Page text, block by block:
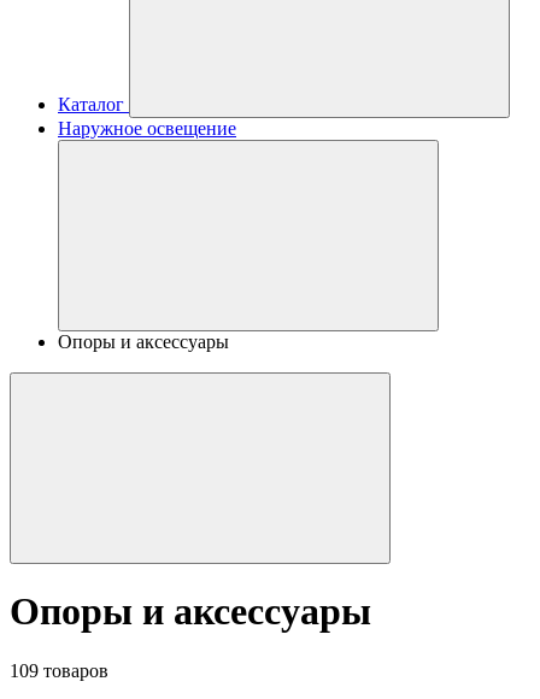
Каталог
Наружное освещение
Опоры и аксессуары
Опоры и аксессуары
109 товаров